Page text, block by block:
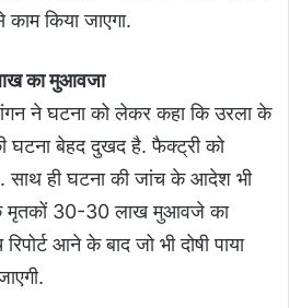
काम किया जाएगा.
का मुआवजा
ने घटना को लेकर कहा कि उरला के
घटना बेहद दुखद है. फैक्ट्री को
साथ ही घटना की जांच के आदेश भी
मृतकों 30-30 लाख मुआवजे का
आने के बाद जो भी दोषी पाया